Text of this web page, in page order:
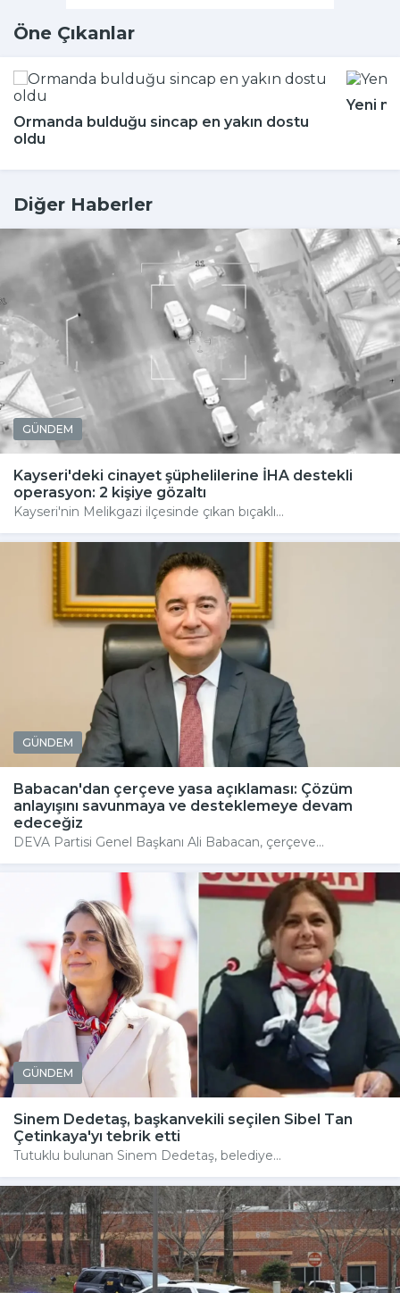
Öne Çıkanlar
Ormanda bulduğu sincap en yakın dostu
oldu
Yeni
Diğer Haberler
GÜNDEM
Kayseri'deki cinayet şüphelilerine İHA destekli
operasyon: 2 kişiye gözaltı
Kayseri'nin Melikgazi ilçesinde çıkan bıçaklı...
GÜNDEM
Babacan'dan çerçeve yasa açıklaması: Çözüm
anlayışını savunmaya ve desteklemeye devam
edeceğiz
DEVA Partisi Genel Başkanı Ali Babacan, çerçeve...
GÜNDEM
Sinem Dedetaş, başkanvekili seçilen Sibel Tan
Çetinkaya'yı tebrik etti
Tutuklu bulunan Sinem Dedetaş, belediye...